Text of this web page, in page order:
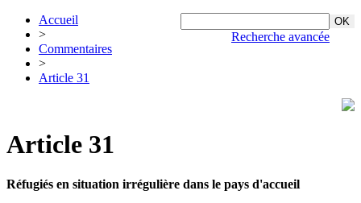
Recherche avancée
Accueil
>
Commentaires
>
Article 31
Article 31
Réfugiés en situation irrégulière dans le pays d'accueil